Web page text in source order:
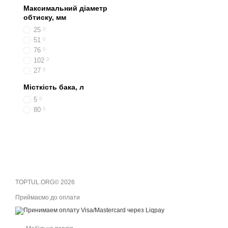
Максимальний діаметр
обтиску, мм
25 0
51 0
76 0
102 0
27 0
Місткість бака, л
5 0
80 0
TOPTUL.ORG© 2026
Приймаємо до оплати